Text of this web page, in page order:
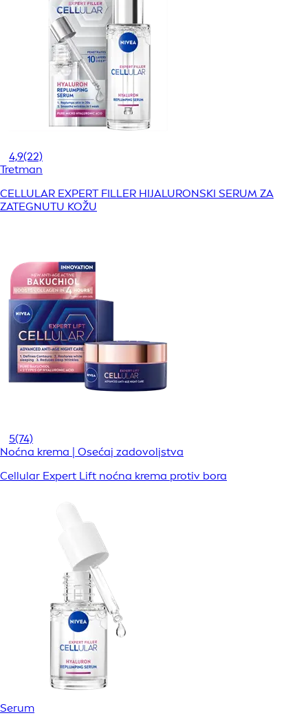
4,9(22)
Tretman
CELLULAR EXPERT FILLER HIJALURONSKI SERUM ZA
ZATEGNUTU KOŽU
5(74)
Noćna krema | Osećaj zadovoljstva
Cellular Expert Lift noćna krema protiv bora
Serum